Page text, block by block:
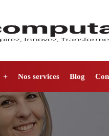
Nos services Blog